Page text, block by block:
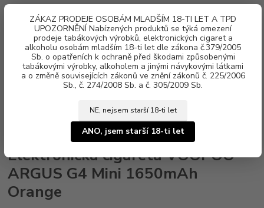
ZÁKAZ PRODEJE OSOBÁM MLADŠÍM 18-TI LET A TPD
UPOZORNĚNÍ Nabízených produktů se týká omezení
prodeje tabákových výrobků, elektronických cigaret a
alkoholu osobám mladším 18-ti let dle zákona č.379/2005
Sb. o opatřeních k ochraně před škodami způsobenými
tabákovými výrobky, alkoholem a jinými návykovými látkami
a o změně souvisejících zákonů ve znění zákonů č. 225/2006
Sb., č. 274/2008 Sb. a č. 305/2009 Sb.
NE, nejsem starší 18-ti let
ANO, jsem starší 18-ti let
Menu
za0 Kč
ARGUS G4 Mini 1650mAh Orange
Elektronická cigareta VOOPOO
ARGUS G4 Mini 1650mAh
Orange